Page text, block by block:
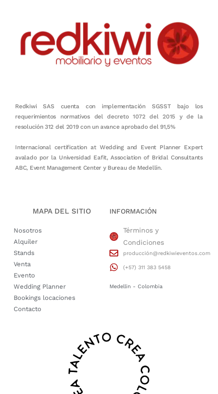
Redkiwi SAS cuenta con implementación SGSST bajo los
requerimientos normativos del decreto 1072 del 2015 y de la
resolución 312 del 2019 con un avance aprobado del 91,5%
Internacional certification at Wedding and Event Planner Expert
avalado por la Universidad Eafit, Association of Bridal Consultants
ABC, Event Management Center y Bureau de Medellín.
MAPA DEL SITIO
Nosotros
Alquiler
Stands
Venta
Evento
Wedding Planner
Bookings locaciones
Contacto
INFORMACIÓN
Términos y
Condiciones
producción@redkiwieventos.com
(+57) 311 383 5458
Medellin - Colombia